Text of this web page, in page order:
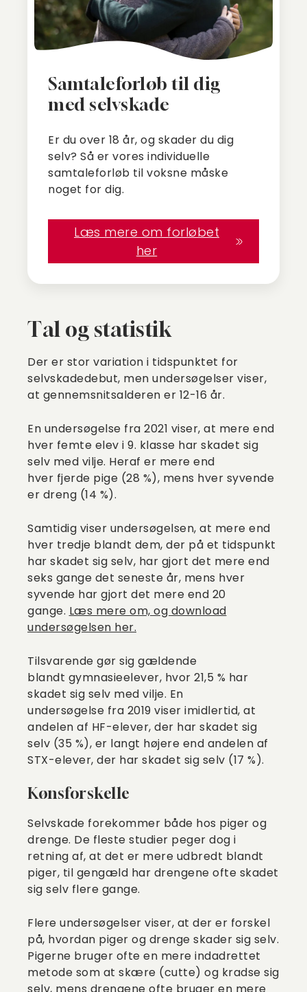
Samtaleforløb til dig
med selvskade
Er du over 18 år, og skader du dig
selv? Så er vores individuelle
samtaleforløb til voksne måske
noget for dig.
Læs mere om forløbet
her
Tal og statistik
Der er stor variation i tidspunktet for
selvskadedebut, men undersøgelser viser,
at gennemsnitsalderen er 12-16 år.
En undersøgelse fra 2021 viser, at mere end
hver femte elev i 9. klasse har skadet sig
selv med vilje. Heraf er mere end
hver fjerde pige (28 %), mens hver syvende
er dreng (14 %).
Samtidig viser undersøgelsen, at mere end
hver tredje blandt dem, der på et tidspunkt
har skadet sig selv, har gjort det mere end
seks gange det seneste år, mens hver
syvende har gjort det mere end 20
gange. Læs mere om, og download
undersøgelsen her.
Tilsvarende gør sig gældende
blandt gymnasieelever, hvor 21,5 % har
skadet sig selv med vilje. En
undersøgelse fra 2019 viser imidlertid, at
andelen af HF-elever, der har skadet sig
selv (35 %), er langt højere end andelen af
STX-elever, der har skadet sig selv (17 %).
Kønsforskelle
Selvskade forekommer både hos piger og
drenge. De fleste studier peger dog i
retning af, at det er mere udbredt blandt
piger, til gengæld har drengene ofte skadet
sig selv flere gange.
Flere undersøgelser viser, at der er forskel
på, hvordan piger og drenge skader sig selv.
Pigerne bruger ofte en mere indadrettet
metode som at skære (cutte) og kradse sig